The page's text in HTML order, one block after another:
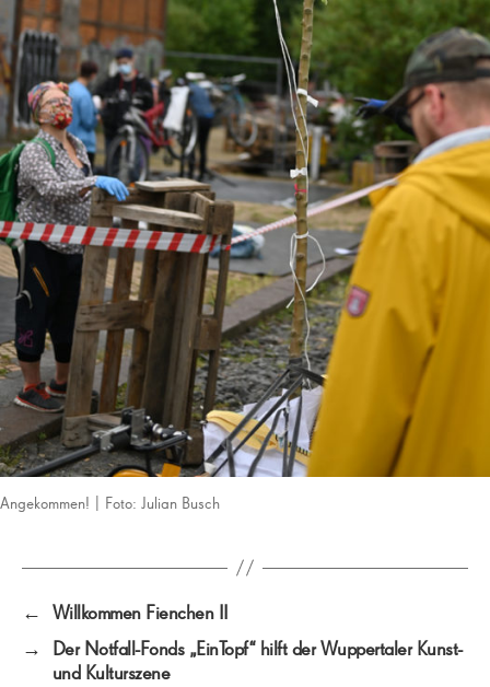
Angekommen! | Foto: Julian Busch
← Willkommen Fienchen II
→
Der Notfall-Fonds „EinTopf“ hilft der Wuppertaler Kunst-
und Kulturszene